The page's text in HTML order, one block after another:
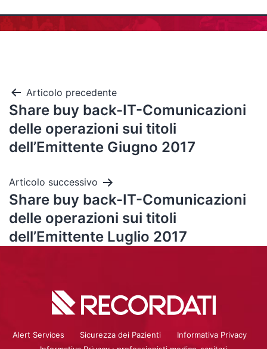
Articolo precedente
Share buy back-IT-Comunicazioni
delle operazioni sui titoli
dell’Emittente Giugno 2017
Articolo successivo
Share buy back-IT-Comunicazioni
delle operazioni sui titoli
dell’Emittente Luglio 2017
Alert Services Sicurezza dei Pazienti
Informativa Privacy